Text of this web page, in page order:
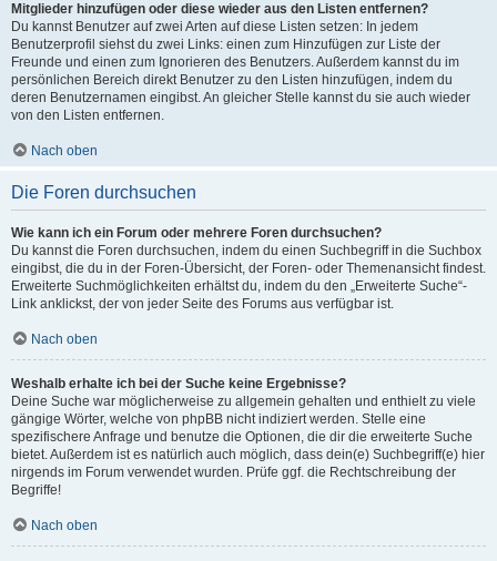
Mitglieder hinzufügen oder diese wieder aus den Listen entfernen?
Du kannst Benutzer auf zwei Arten auf diese Listen setzen: In jedem
Benutzerprofil siehst du zwei Links: einen zum Hinzufügen zur Liste der
Freunde und einen zum Ignorieren des Benutzers. Außerdem kannst du im
persönlichen Bereich direkt Benutzer zu den Listen hinzufügen, indem du
deren Benutzernamen eingibst. An gleicher Stelle kannst du sie auch wieder
von den Listen entfernen.
Nach oben
Die Foren durchsuchen
Wie kann ich ein Forum oder mehrere Foren durchsuchen?
Du kannst die Foren durchsuchen, indem du einen Suchbegriff in die Suchbox
eingibst, die du in der Foren-Übersicht, der Foren- oder Themenansicht findest.
Erweiterte Suchmöglichkeiten erhältst du, indem du den „Erweiterte Suche“-
Link anklickst, der von jeder Seite des Forums aus verfügbar ist.
Nach oben
Weshalb erhalte ich bei der Suche keine Ergebnisse?
Deine Suche war möglicherweise zu allgemein gehalten und enthielt zu viele
gängige Wörter, welche von phpBB nicht indiziert werden. Stelle eine
spezifischere Anfrage und benutze die Optionen, die dir die erweiterte Suche
bietet. Außerdem ist es natürlich auch möglich, dass dein(e) Suchbegriff(e) hier
nirgends im Forum verwendet wurden. Prüfe ggf. die Rechtschreibung der
Begriffe!
Nach oben